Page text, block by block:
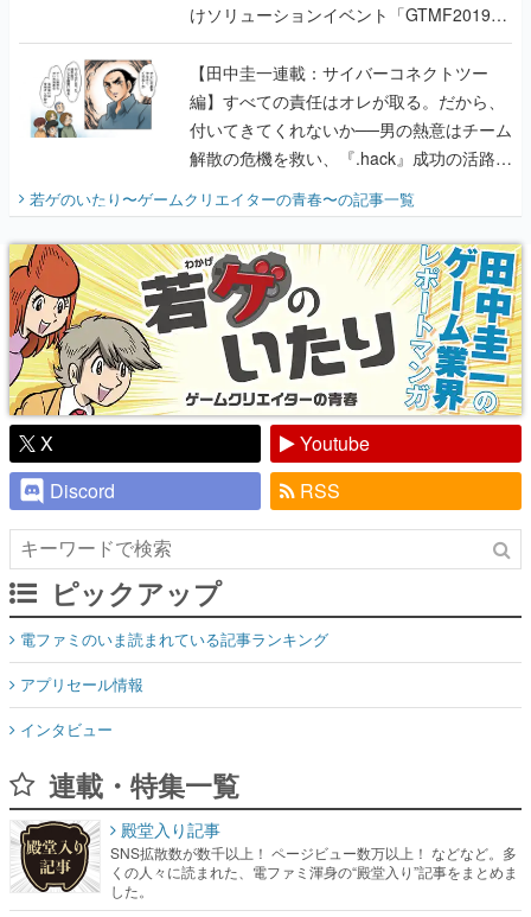
けソリューションイベント「GTMF2019」
に行って、より理解を深めよう【PR】
【田中圭一連載：サイバーコネクトツー
編】すべての責任はオレが取る。だから、
付いてきてくれないか──男の熱意はチーム
解散の危機を救い、『.hack』成功の活路を
開く。業界の快男児・松山 洋に流れる血は
『少年ジャンプ』色だった【若ゲのいた
り】
若ゲのいたり〜ゲームクリエイターの青春〜の記事一覧
X
Youtube
Discord
RSS
ピックアップ
電ファミのいま読まれている記事ランキング
アプリセール情報
インタビュー
連載・特集一覧
殿堂入り記事
SNS拡散数が数千以上！ ページビュー数万以上！ などなど。多
くの人々に読まれた、電ファミ渾身の“殿堂入り”記事をまとめま
した。